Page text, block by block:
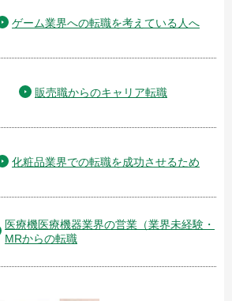
ゲーム業界への転職を考えている人へ
販売職からのキャリア転職
化粧品業界での転職を成功させるため
医療機医療機器業界の営業（業界未経験・
MRからの転職